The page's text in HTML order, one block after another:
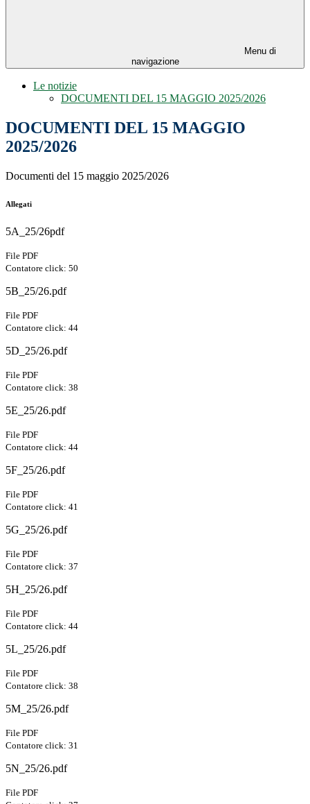
Menu di
navigazione
Le notizie
DOCUMENTI DEL 15 MAGGIO 2025/2026
DOCUMENTI DEL 15 MAGGIO
2025/2026
Documenti del 15 maggio 2025/2026
Allegati
5A_25/26pdf
File PDF
Contatore click: 50
5B_25/26.pdf
File PDF
Contatore click: 44
5D_25/26.pdf
File PDF
Contatore click: 38
5E_25/26.pdf
File PDF
Contatore click: 44
5F_25/26.pdf
File PDF
Contatore click: 41
5G_25/26.pdf
File PDF
Contatore click: 37
5H_25/26.pdf
File PDF
Contatore click: 44
5L_25/26.pdf
File PDF
Contatore click: 38
5M_25/26.pdf
File PDF
Contatore click: 31
5N_25/26.pdf
File PDF